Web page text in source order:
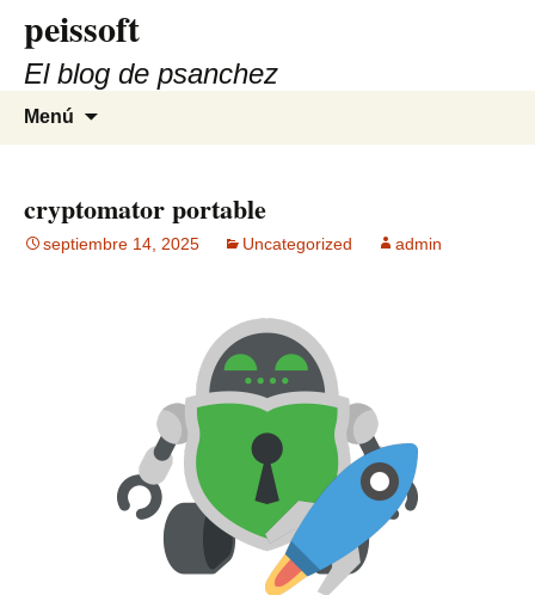
contenido
peissoft
El blog de psanchez
Menú
cryptomator portable
septiembre 14, 2025 Uncategorized admin